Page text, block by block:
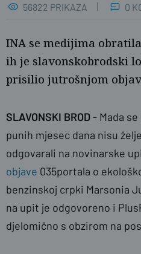
56822 PRIKAZA 0
INA se medijima
ih je slavonskobrodski
prisilio jutrošnjom
SLAVONSKI BROD- Mada
punih mjesec dana nisu
odgovarali na novinarske
objave 035portala o
benzinskoj crpki Marsonia
na upit je odgovoreno i
djelomično s obzirom na